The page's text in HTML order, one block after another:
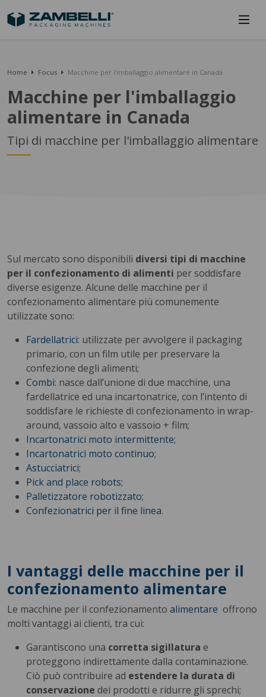
Home Focus Macchine per l'imballaggio alimentare in Canada
Macchine per l'imballaggio
alimentare in Canada
Tipi di macchine per l'imballaggio alimentare
Sul mercato sono disponibili diversi tipi di macchine
per il confezionamento di alimenti per soddisfare
diverse esigenze. Alcune delle macchine per il
confezionamento alimentare più comunemente
utilizzate sono:
Fardellatrici: utilizzate per avvolgere il packaging
primario, con un film utile per preservare la
confezione degli alimenti;
Combi: nasce dall’unione di due macchine, una
fardellatrice ed una incartonatrice, con l’intento di
soddisfare le richieste di confezionamento in wrap-
around, vassoio alto e vassoio + film;
Incartonatrici moto intermittente;
Incartonatrici moto continuo;
Astucciatrici;
Pick and place robots;
Palletizzatore robotizzato;
Confezionatrici per il fine linea.
I vantaggi delle macchine per il
confezionamento alimentare
Le macchine per il confezionamento alimentare offrono
molti vantaggi ai clienti, tra cui:
Garantiscono una corretta sigillatura e
proteggono indirettamente dalla contaminazione.
Ciò può contribuire ad estendere la durata di
conservazione dei prodotti e ridurre gli sprechi;